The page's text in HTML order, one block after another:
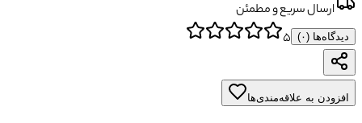
ارسال سریع و مطمئن
دیدگاه‌ها (۰) ۵
افزودن به علاقه‌مندی‌ها